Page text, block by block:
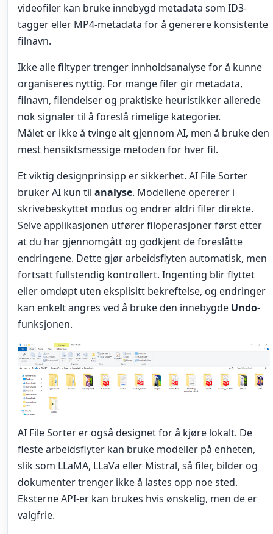
videofiler kan bruke innebygd metadata som ID3-
tagger eller MP4-metadata for å generere konsistente
filnavn.
Ikke alle filtyper trenger innholdsanalyse for å kunne
organiseres nyttig. For mange filer gir metadata,
filnavn, filendelser og praktiske heuristikker allerede
nok signaler til å foreslå rimelige kategorier.
Målet er ikke å tvinge alt gjennom AI, men å bruke den
mest hensiktsmessige metoden for hver fil.
Et viktig designprinsipp er sikkerhet. AI File Sorter
bruker AI kun til analyse. Modellene opererer i
skrivebeskyttet modus og endrer aldri filer direkte.
Selve applikasjonen utfører filoperasjoner først etter
at du har gjennomgått og godkjent de foreslåtte
endringene. Dette gjør arbeidsflyten automatisk, men
fortsatt fullstendig kontrollert. Ingenting blir flyttet
eller omdøpt uten eksplisitt bekreftelse, og endringer
kan enkelt angres ved å bruke den innebygde Undo-
funksjonen.
AI File Sorter er også designet for å kjøre lokalt. De
fleste arbeidsflyter kan bruke modeller på enheten,
slik som LLaMA, LLaVa eller Mistral, så filer, bilder og
dokumenter trenger ikke å lastes opp noe sted.
Eksterne API-er kan brukes hvis ønskelig, men de er
valgfrie.